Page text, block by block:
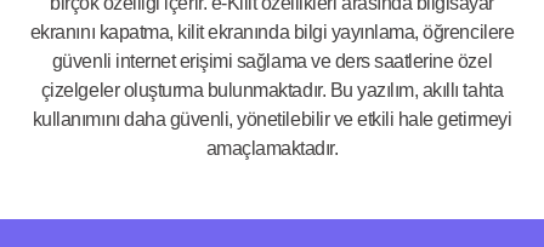
ekranını kapatma, kilit ekranında bilgi yayınlama, öğrencilere
güvenli internet erişimi sağlama ve ders saatlerine özel
çizelgeler oluşturma bulunmaktadır. Bu yazılım, akıllı tahta
kullanımını daha güvenli, yönetilebilir ve etkili hale getirmeyi
amaçlamaktadır.